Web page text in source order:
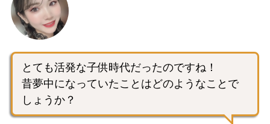
とても活発な子供時代だったのですね！
昔夢中になっていたことはどのようなことで
しょうか？